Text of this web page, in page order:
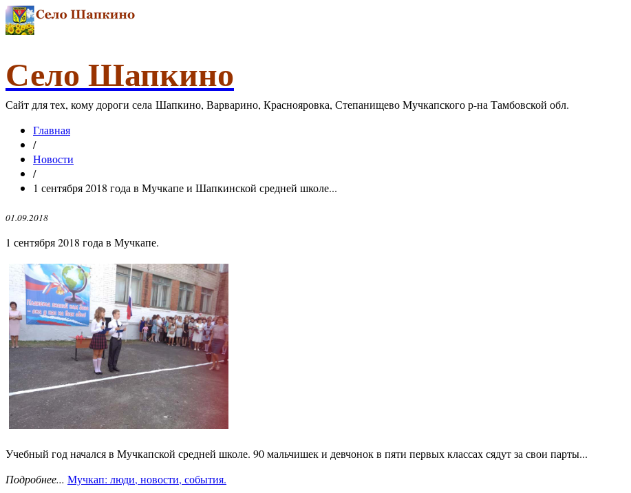
Село Шапкино
Сайт для тех, кому дороги села Шапкино, Варварино, Краснояровка, Степанищево Мучкапского р-на Тамбовской обл.
Главная
/
Новости
/
1 сентября 2018 года в Мучкапе и Шапкинской средней школе...
01.09.2018
1 сентября 2018 года в Мучкапе.
Учебный год начался в Мучкапской средней школе. 90 мальчишек и девчонок в пяти первых классах сядут за свои парты...
Подробнее... Мучкап: люди, новости, события.